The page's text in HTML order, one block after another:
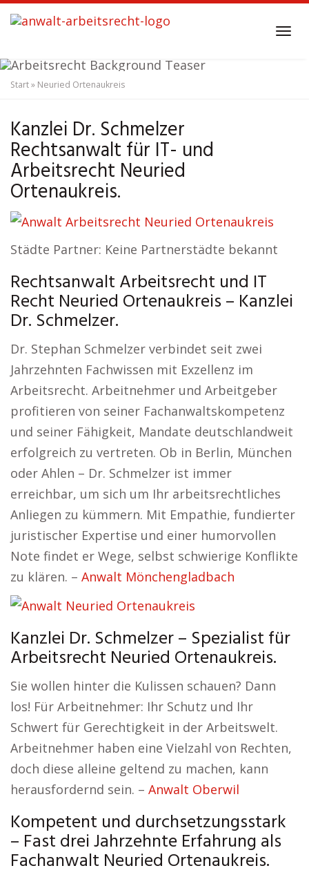
Skip
to
content
Start» Neuried Ortenaukreis
Kanzlei Dr. Schmelzer
Rechtsanwalt für IT- und
Arbeitsrecht Neuried
Ortenaukreis.
Städte Partner: Keine Partnerstädte bekannt
Rechtsanwalt Arbeitsrecht und IT
Recht Neuried Ortenaukreis – Kanzlei
Dr. Schmelzer.
Dr. Stephan Schmelzer verbindet seit zwei
Jahrzehnten Fachwissen mit Exzellenz im
Arbeitsrecht. Arbeitnehmer und Arbeitgeber
profitieren von seiner Fachanwaltskompetenz
und seiner Fähigkeit, Mandate deutschlandweit
erfolgreich zu vertreten. Ob in Berlin, München
oder Ahlen – Dr. Schmelzer ist immer
erreichbar, um sich um Ihr arbeitsrechtliches
Anliegen zu kümmern. Mit Empathie, fundierter
juristischer Expertise und einer humorvollen
Note findet er Wege, selbst schwierige Konflikte
zu klären. – Anwalt Mönchengladbach
Kanzlei Dr. Schmelzer – Spezialist für
Arbeitsrecht Neuried Ortenaukreis.
Sie wollen hinter die Kulissen schauen? Dann
los! Für Arbeitnehmer: Ihr Schutz und Ihr
Schwert für Gerechtigkeit in der Arbeitswelt.
Arbeitnehmer haben eine Vielzahl von Rechten,
doch diese alleine geltend zu machen, kann
herausfordernd sein. – Anwalt Oberwil
Kompetent und durchsetzungsstark
– Fast drei Jahrzehnte Erfahrung als
Fachanwalt Neuried Ortenaukreis.